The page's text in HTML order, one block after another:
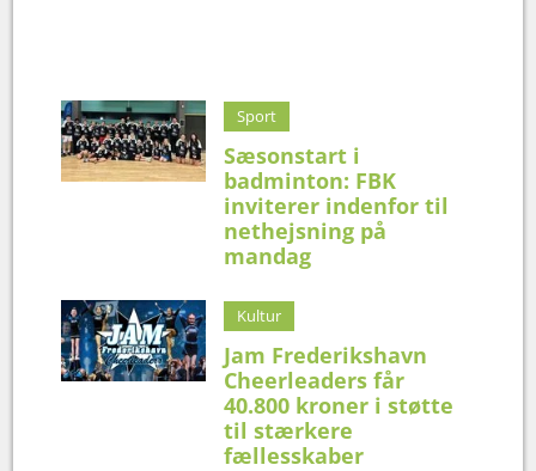
Sport
Sæsonstart i
badminton: FBK
inviterer indenfor til
nethejsning på
mandag
Kultur
Jam Frederikshavn
Cheerleaders får
40.800 kroner i støtte
til stærkere
fællesskaber